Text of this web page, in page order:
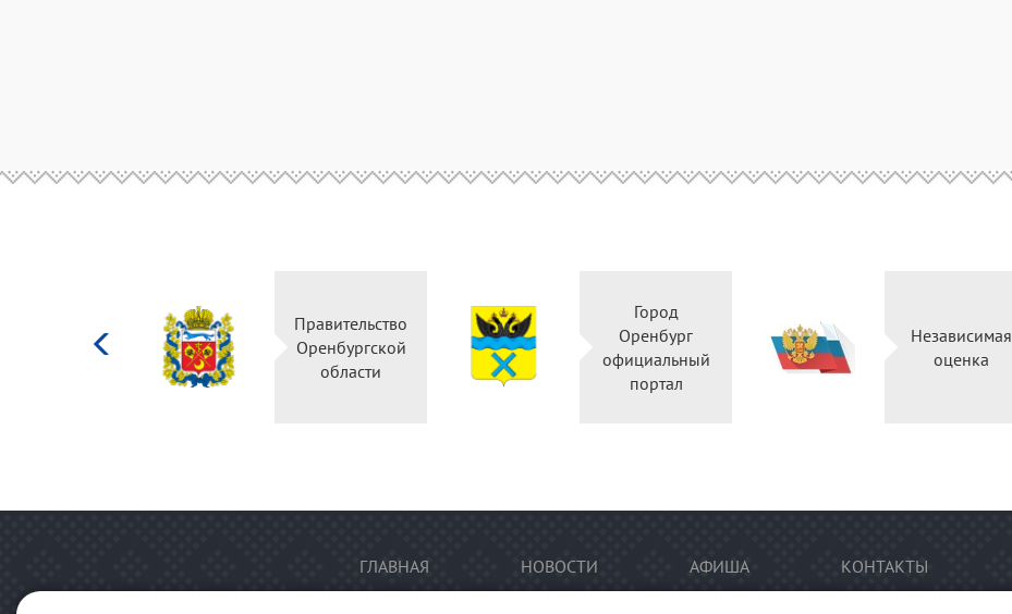
Правительство
Оренбургской
области
Город
Оренбург
официальный
портал
Независимая
оценка
ГЛАВНАЯ НОВОСТИ АФИША КОНТАКТЫ